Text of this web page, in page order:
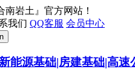
南岩土』官方网站！
我们 QQ客服 会员中心
能源基础|房建基础|高